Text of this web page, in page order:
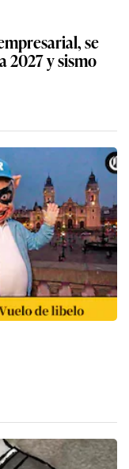
se
2027 y sismo